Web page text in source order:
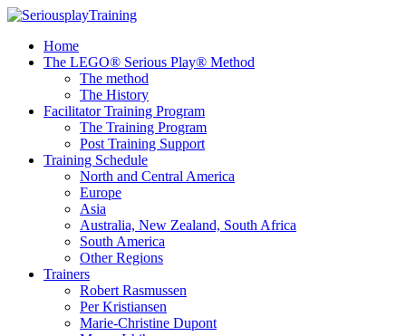
Home
The LEGO® Serious Play® Method
The method
The History
Facilitator Training Program
The Training Program
Post Training Support
Training Schedule
North and Central America
Europe
Asia
Australia, New Zealand, South Africa
South America
Other Regions
Trainers
Robert Rasmussen
Per Kristiansen
Marie-Christine Dupont